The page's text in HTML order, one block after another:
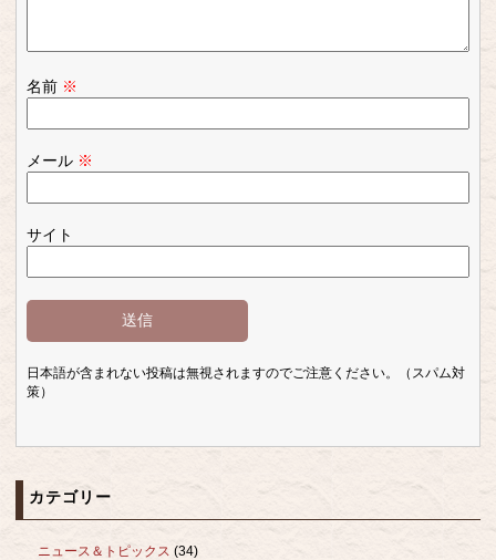
名前 ※
メール ※
サイト
日本語が含まれない投稿は無視されますのでご注意ください。（スパム対
策）
カテゴリー
ニュース＆トピックス (34)